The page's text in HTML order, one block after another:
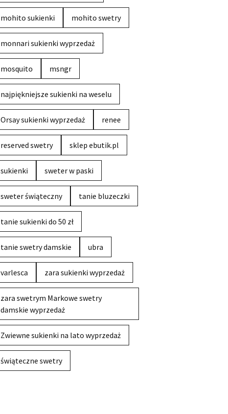
mohito sukienki mohito swetry
monnari sukienki wyprzedaż
mosquito msngr
najpiękniejsze sukienki na weselu
Orsay sukienki wyprzedaż renee
reserved swetry sklep ebutik.pl
sukienki sweter w paski
sweter świąteczny tanie bluzeczki
tanie sukienki do 50 zł
tanie swetry damskie ubra
varlesca zara sukienki wyprzedaż
zara swetrym Markowe swetry
damskie wyprzedaż
Zwiewne sukienki na lato wyprzedaż
świąteczne swetry